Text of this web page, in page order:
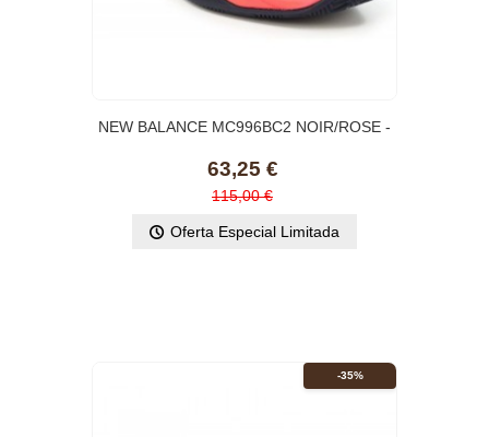
NEW BALANCE MC996BC2 NOIR/ROSE -
63,25 €
115,00 €
Oferta Especial Limitada
-35%